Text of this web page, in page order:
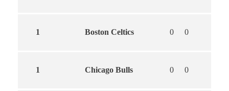
1 Boston Celtics 0 0
1 Chicago Bulls 0 0